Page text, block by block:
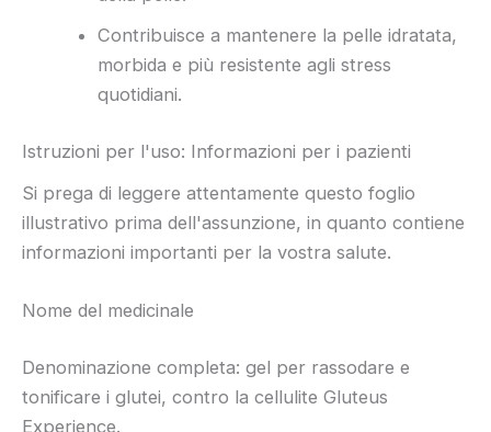
Contribuisce a mantenere la pelle idratata,
morbida e più resistente agli stress
quotidiani.
Istruzioni per l'uso: Informazioni per i pazienti
Si prega di leggere attentamente questo foglio
illustrativo prima dell'assunzione, in quanto contiene
informazioni importanti per la vostra salute.
Nome del medicinale
Denominazione completa: gel per rassodare e
tonificare i glutei, contro la cellulite Gluteus
Experience.